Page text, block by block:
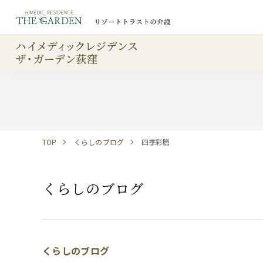
TOP くらしのブログ 四季彩膳
くらしのブログ
くらしのブログ